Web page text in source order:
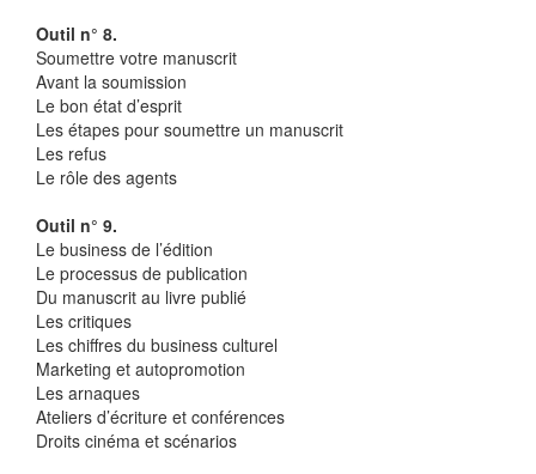
Outil n° 8.
Soumettre votre manuscrit
Avant la soumission
Le bon état d’esprit
Les étapes pour soumettre un manuscrit
Les refus
Le rôle des agents
Outil n° 9.
Le business de l’édition
Le processus de publication
Du manuscrit au livre publié
Les critiques
Les chiffres du business culturel
Marketing et autopromotion
Les arnaques
Ateliers d’écriture et conférences
Droits cinéma et scénarios